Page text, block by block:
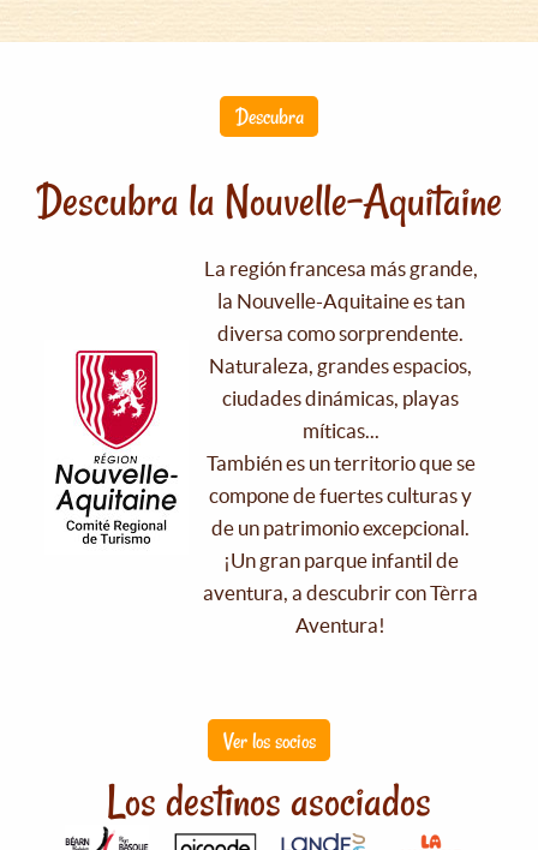
Descubra
Descubra la Nouvelle-Aquitaine
La región francesa más grande,
la Nouvelle-Aquitaine es tan
diversa como sorprendente.
Naturaleza, grandes espacios,
ciudades dinámicas, playas
míticas...
También es un territorio que se
compone de fuertes culturas y
de un patrimonio excepcional.
¡Un gran parque infantil de
aventura, a descubrir con Tèrra
Aventura!
Ver los socios
Los destinos asociados